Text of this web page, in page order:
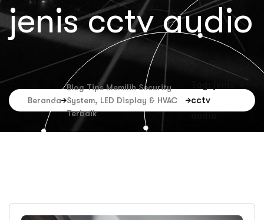
jenis cctv audio
Beranda
Blog Tips Memilih Security
System, LED Display & HVAC
Terbaik
cctv